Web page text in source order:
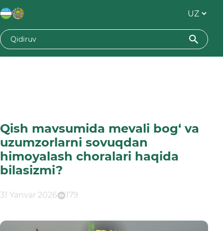
Qish mavsumida mevali bog‘ va
uzumzorlarni sovuqdan
himoyalash choralari haqida
bilasizmi?
31 Yanvar 2026 179